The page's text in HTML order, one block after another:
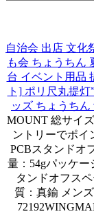
自治会 出店 文化
も会 ちょうちん
台 イベント用品
ト] ポリ尺丸提
ッズ ちょうちん
MOUNT 総サイ
ントリーでポイ
PCBスタンドオ
量：54gパッケー
タンドオフス
質：真鍮 メン